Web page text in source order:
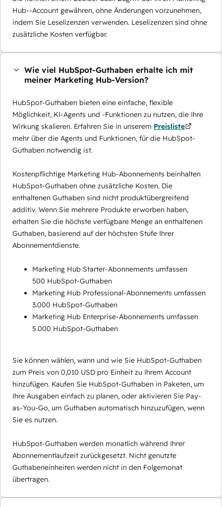
Hub--Account gewähren, ohne Änderungen vorzunehmen,
indem Sie Leselizenzen verwenden. Leselizenzen sind ohne
zusätzliche Kosten verfügbar.
Wie viel HubSpot-Guthaben erhalte ich mit
meiner Marketing Hub-Version?
HubSpot-Guthaben bieten eine einfache, flexible
Möglichkeit, KI-Agents und -Funktionen zu nutzen, die Ihre
Wirkung skalieren. Erfahren Sie in unserem Preisliste
mehr über die Agents und Funktionen, für die HubSpot-
Guthaben notwendig ist.
Kostenpflichtige Marketing Hub-Abonnements beinhalten
HubSpot-Guthaben ohne zusätzliche Kosten. Die
enthaltenen Guthaben sind nicht produktübergreifend
additiv. Wenn Sie mehrere Produkte erworben haben,
erhalten Sie die höchste verfügbare Menge an enthaltenen
Guthaben, basierend auf der höchsten Stufe Ihrer
Abonnementdienste.
Marketing Hub Starter-Abonnements umfassen
500 HubSpot-Guthaben
Marketing Hub Professional-Abonnements umfassen
3.000 HubSpot-Guthaben
Marketing Hub Enterprise-Abonnements umfassen
5.000 HubSpot-Guthaben
Sie können wählen, wann und wie Sie HubSpot-Guthaben
zum Preis von 0,010 USD pro Einheit zu Ihrem Account
hinzufügen. Kaufen Sie HubSpot-Guthaben in Paketen, um
Ihre Ausgaben einfach zu planen, oder aktivieren Sie Pay-
as-You-Go, um Guthaben automatisch hinzuzufügen, wenn
Sie es nutzen.
HubSpot-Guthaben werden monatlich während Ihrer
Abonnementlaufzeit zurückgesetzt. Nicht genutzte
Guthabeneinheiten werden nicht in den Folgemonat
übertragen.